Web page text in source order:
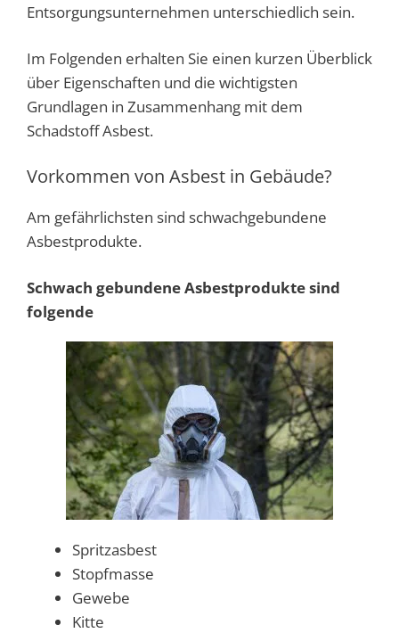
Entsorgungsunternehmen unterschiedlich sein.
Im Folgenden erhalten Sie einen kurzen Überblick
über Eigenschaften und die wichtigsten
Grundlagen in Zusammenhang mit dem
Schadstoff Asbest.
Vorkommen von Asbest in Gebäude?
Am gefährlichsten sind schwachgebundene
Asbestprodukte.
Schwach gebundene Asbestprodukte sind
folgende
Spritzasbest
Stopfmasse
Gewebe
Kitte